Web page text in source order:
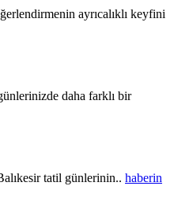
ayrıcalıklı keyfini
daha farklı bir
tatil günlerinin.. haberin